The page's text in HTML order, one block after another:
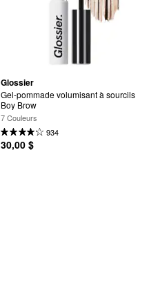
Glossier
Gel-pommade volumisant à sourcils
Boy Brow
7 Couleurs
934
30,00 $